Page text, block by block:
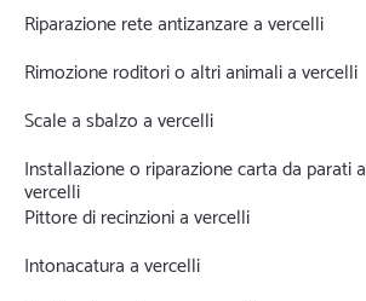
Riparazione rete antizanzare a vercelli
Rimozione roditori o altri animali a vercelli
Scale a sbalzo a vercelli
Installazione o riparazione carta da parati a
vercelli
Pittore di recinzioni a vercelli
Intonacatura a vercelli